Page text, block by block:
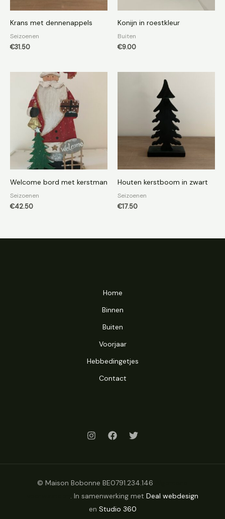
Krans met dennenappels
Seizoenen
€31.50
Konijn in roestkleur
Buiten
€9.00
Welcome bord met kerstman
Seizoenen
€42.50
Houten kerstboom in zwart
Seizoenen
€17.50
Home
Binnen
Buiten
Voorjaar
Hebbedingetjes
Contact
© Maison Bobonne BE0791.234.146
. In samenwerking met Deal webdesign
en Studio 360